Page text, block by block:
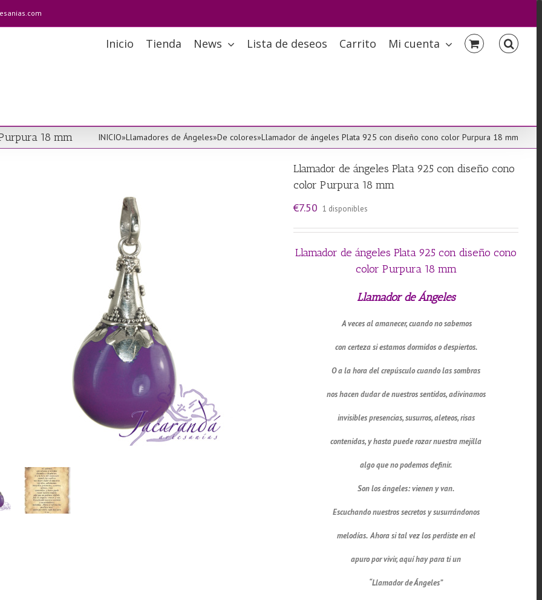
Inicio Tienda News Lista de deseos Carrito Mi cuenta
18 mm INICIO»Llamadores de Ángeles»De colores»Llamador de ángeles Plata 925 con diseño cono color Purpura 18 mm
Llamador de ángeles Plata 925 con diseño cono
color Purpura 18 mm
€7.50 1 disponibles
Llamador de ángeles Plata 925 con diseño cono
color Purpura 18 mm
Llamador de Ángeles
A veces al amanecer, cuando no sabemos
con certeza si estamos dormidos o despiertos.
O a la hora del crepúsculo cuando las sombras
nos hacen dudar de nuestros sentidos, adivinamos
invisibles presencias, susurros, aleteos, risas
contenidas, y hasta puede rozar nuestra mejilla
algo que no podemos definir.
Son los ángeles: vienen y van.
Escuchando nuestros secretos y susurrándonos
melodías. Ahora si tal vez los perdiste en el
apuro por vivir, aquí hay para ti un
“Llamador de Ángeles”